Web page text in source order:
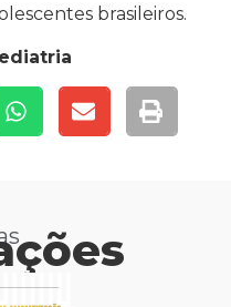
brasileiros.